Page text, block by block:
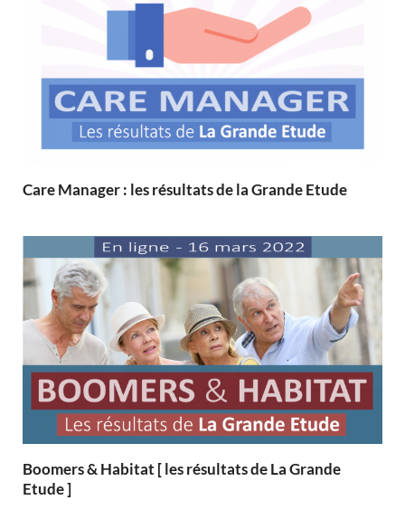
Care Manager : les résultats de la Grande Etude
Boomers & Habitat [ les résultats de La Grande
Etude ]